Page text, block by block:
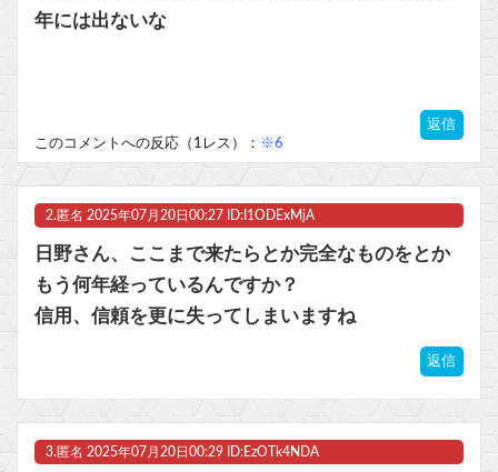
マスク 十兆円を失う‥投資家「アメリカ党？バカかコイツw」
ビットコイン再び1600万円へ。ドル円は147円に
年には出ないな
返信
このコメントへの反応（1レス）： ※6
2. 匿名 2025年07月20日00:27 ID:I1ODExMjA
日野さん、ここまで来たらとか完全なものをとか
もう何年経っているんですか？
信用、信頼を更に失ってしまいますね
返信
3. 匿名 2025年07月20日00:29 ID:EzOTk4NDA